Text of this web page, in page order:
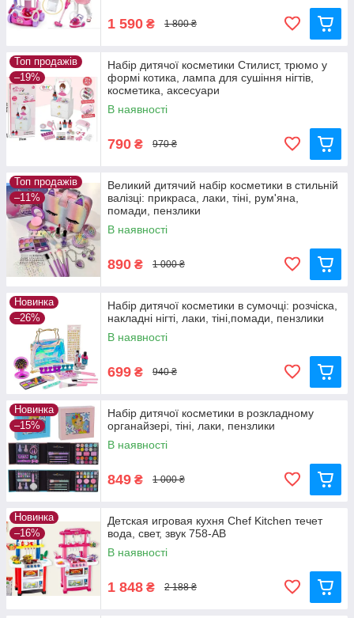
1 590 ₴ 1 800 ₴
Топ продажів
–19%
Набір дитячої косметики Стилист, трюмо у
формі котика, лампа для сушіння нігтів,
косметика, аксесуари
В наявності
790 ₴ 970 ₴
Топ продажів
–11%
Великий дитячий набір косметики в стильній
валізці: прикраса, лаки, тіні, рум'яна,
помади, пензлики
В наявності
890 ₴ 1 000 ₴
Новинка
–26%
Набір дитячої косметики в сумочці: розчіска,
накладні нігті, лаки, тіні,помади, пензлики
В наявності
699 ₴ 940 ₴
Новинка
–15%
Набір дитячої косметики в розкладному
органайзері, тіні, лаки, пензлики
В наявності
849 ₴ 1 000 ₴
Новинка
–16%
Детская игровая кухня Chef Kitchen течет
вода, свет, звук 758-АВ
В наявності
1 848 ₴ 2 188 ₴